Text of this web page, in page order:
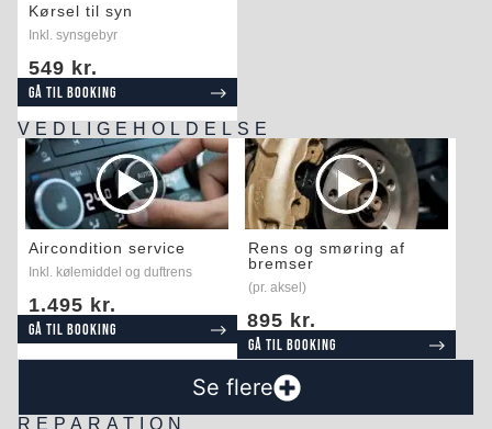
Kørsel til syn
Inkl. synsgebyr
549 kr.
Gå til booking
VEDLIGEHOLDELSE
Aircondition service
Inkl. kølemiddel og duftrens
1.495 kr.
Gå til booking
Rens og smøring af
bremser
(pr. aksel)
895 kr.
Gå til booking
Se flere
REPARATION